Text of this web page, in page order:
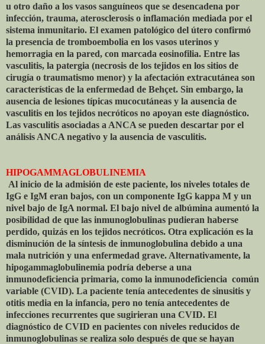
u otro daño a los vasos sanguíneos que se desencadena por
infección, trauma, aterosclerosis o inflamación mediada por el
sistema inmunitario. El examen patológico del útero confirmó
la presencia de tromboembolia en los vasos uterinos y
hemorragia en la pared, con marcada eosinofilia. Entre las
vasculitis, la patergia (necrosis de los tejidos en los sitios de
cirugía o traumatismo menor) y la afectación extracutánea son
características de la enfermedad de Behçet. Sin embargo, la
ausencia de lesiones típicas mucocutáneas y la ausencia de
vasculitis en los tejidos necróticos no apoyan este diagnóstico.
Las vasculitis asociadas a ANCA se pueden descartar por el
análisis ANCA negativo y la ausencia de vasculitis.
HIPOGAMMAGLOBULINEMIA
Al inicio de la admisión de este paciente, los niveles totales de
IgG e IgM eran bajos, con un componente IgG kappa M y un
nivel bajo de IgA normal. El bajo nivel de albúmina aumentó la
posibilidad de que las inmunoglobulinas pudieran haberse
perdido, quizás en los tejidos necróticos. Otra explicación es la
disminución de la síntesis de inmunoglobulina debido a una
mala nutrición y una enfermedad grave. Alternativamente, la
hipogammaglobulinemia podría deberse a una
inmunodeficiencia primaria, como la inmunodeficiencia común
variable (CVID). La paciente tenía antecedentes de sinusitis y
otitis media en la infancia, pero no tenía antecedentes de
infecciones recurrentes que sugirieran una CVID. El
diagnóstico de CVID en pacientes con niveles reducidos de
inmunoglobulinas se realiza solo después de que se hayan